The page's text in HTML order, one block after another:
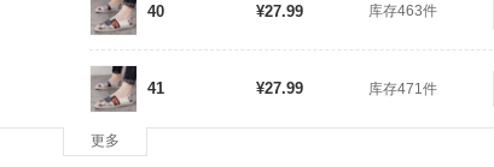
40 ¥27.99 库存463件
41 ¥27.99 库存471件
更多